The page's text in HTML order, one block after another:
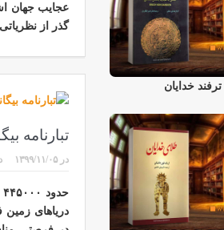
خدایان
عجایب جهان
گذر از
تبارنامه
در ۱۳۹۹/۱۱/۰۵